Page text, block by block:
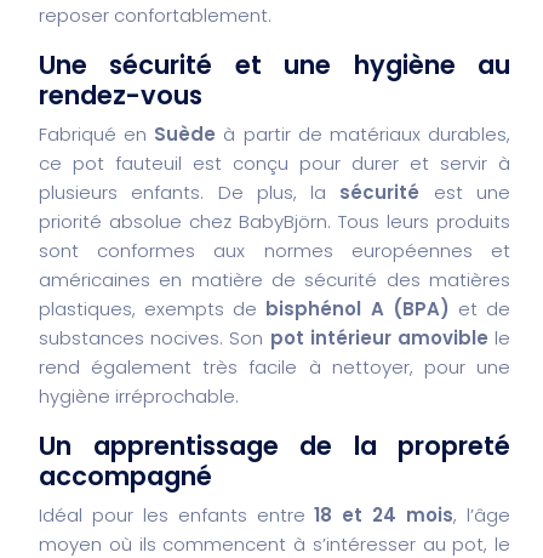
reposer confortablement.
Une sécurité et une hygiène au
rendez-vous
Fabriqué en Suède à partir de matériaux durables,
ce pot fauteuil est conçu pour durer et servir à
plusieurs enfants. De plus, la sécurité est une
priorité absolue chez BabyBjörn. Tous leurs produits
sont conformes aux normes européennes et
américaines en matière de sécurité des matières
plastiques, exempts de bisphénol A (BPA) et de
substances nocives. Son pot intérieur amovible le
rend également très facile à nettoyer, pour une
hygiène irréprochable.
Un apprentissage de la propreté
accompagné
Idéal pour les enfants entre18 et 24 mois, l’âge
moyen où ils commencent à s’intéresser au pot, le